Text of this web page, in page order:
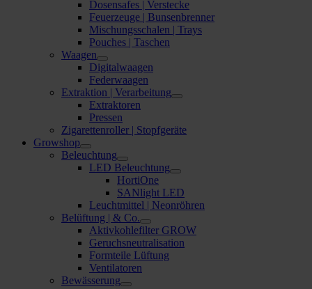
Dosensafes | Verstecke
Feuerzeuge | Bunsenbrenner
Mischungsschalen | Trays
Pouches | Taschen
Waagen
Digitalwaagen
Federwaagen
Extraktion | Verarbeitung
Extraktoren
Pressen
Zigarettenroller | Stopfgeräte
Growshop
Beleuchtung
LED Beleuchtung
HortiOne
SANlight LED
Leuchtmittel | Neonröhren
Belüftung | & Co.
Aktivkohlefilter GROW
Geruchsneutralisation
Formteile Lüftung
Ventilatoren
Bewässerung